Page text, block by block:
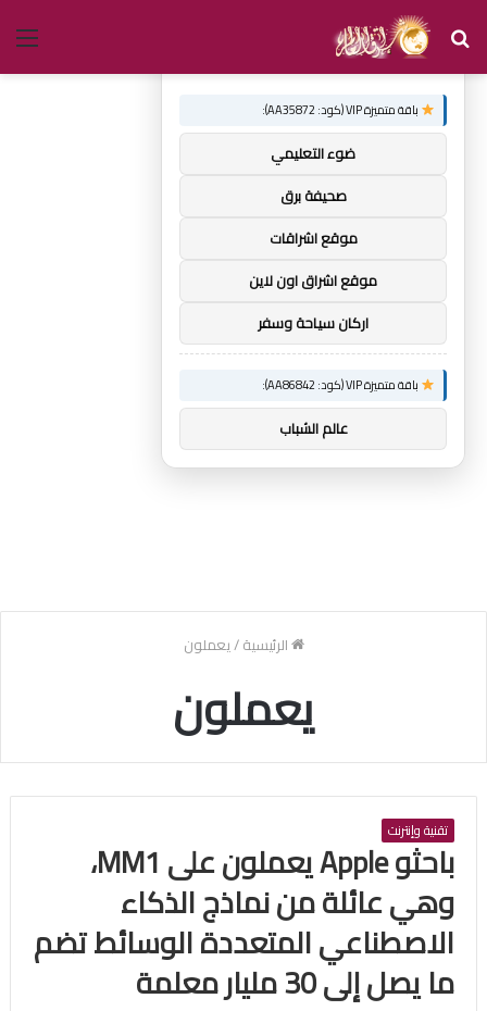
بحث
عن
الرئيسية/يعملون
يعملون
تقنية وإنترنت
باحثو Apple يعملون على MM1،
وهي عائلة من نماذج الذكاء
الاصطناعي المتعددة الوسائط تضم
ما يصل إلى 30 مليار معلمة
توصيات :
باقة متميزة VIP (كود: AA35872):
ضوء التعليمي
صحيفة برق
موقع اشراقات
موقع اشراق اون لاين
اركان سياحة وسفر
باقة متميزة VIP (كود: AA86842):
عالم الشباب